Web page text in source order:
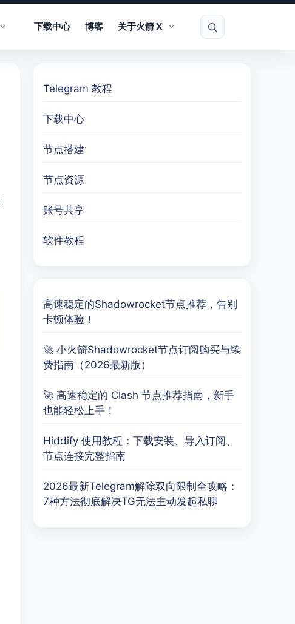
下载中心 博客 关于火箭 X
Telegram 教程
下载中心
节点搭建
节点资源
账号共享
软件教程
高速稳定的Shadowrocket节点推荐，告别
卡顿体验！
🚀 小火箭Shadowrocket节点订阅购买与续
费指南（2026最新版）
🚀 高速稳定的 Clash 节点推荐指南，新手
也能轻松上手！
Hiddify 使用教程：下载安装、导入订阅、
节点连接完整指南
2026最新Telegram解除双向限制全攻略：
7种方法彻底解决TG无法主动发起私聊